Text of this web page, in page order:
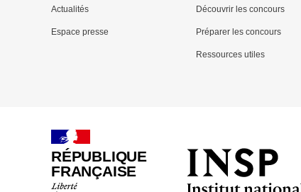
Actualités
Espace presse
Découvrir les concours
Préparer les concours
Ressources utiles
RÉPUBLIQUE
FRANÇAISE